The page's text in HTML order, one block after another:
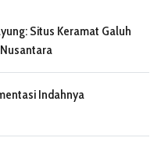
Situs Keramat Galuh
Indahnya